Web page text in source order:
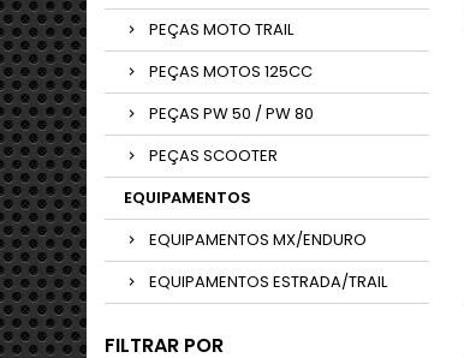
PEÇAS MOTO TRAIL
PEÇAS MOTOS 125CC
PEÇAS PW 50 / PW 80
PEÇAS SCOOTER
EQUIPAMENTOS
EQUIPAMENTOS MX/ENDURO
EQUIPAMENTOS ESTRADA/TRAIL
FILTRAR POR